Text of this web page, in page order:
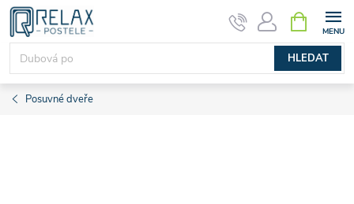
Přejít
obsah
HLEDAT
NÁKUPNÍ
KOŠÍK
Posuvné dveře